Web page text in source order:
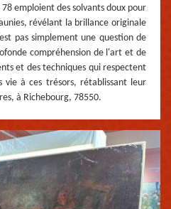
emploient des solvants doux pour
révélant la brillance originale
pas simplement une question de
compréhension de l'art et de
et des techniques qui respectent
vie à ces trésors, rétablissant leur
à Richebourg, 78550.